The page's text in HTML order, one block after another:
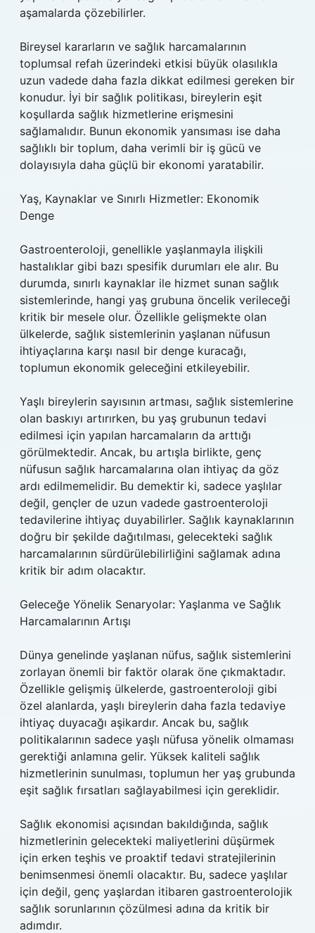
aşamalarda çözebilirler.
Bireysel kararların ve sağlık harcamalarının
toplumsal refah üzerindeki etkisi büyük olasılıkla
uzun vadede daha fazla dikkat edilmesi gereken bir
konudur. İyi bir sağlık politikası, bireylerin eşit
koşullarda sağlık hizmetlerine erişmesini
sağlamalıdır. Bunun ekonomik yansıması ise daha
sağlıklı bir toplum, daha verimli bir iş gücü ve
dolayısıyla daha güçlü bir ekonomi yaratabilir.
Yaş, Kaynaklar ve Sınırlı Hizmetler: Ekonomik
Denge
Gastroenteroloji, genellikle yaşlanmayla ilişkili
hastalıklar gibi bazı spesifik durumları ele alır. Bu
durumda, sınırlı kaynaklar ile hizmet sunan sağlık
sistemlerinde, hangi yaş grubuna öncelik verileceği
kritik bir mesele olur. Özellikle gelişmekte olan
ülkelerde, sağlık sistemlerinin yaşlanan nüfusun
ihtiyaçlarına karşı nasıl bir denge kuracağı,
toplumun ekonomik geleceğini etkileyebilir.
Yaşlı bireylerin sayısının artması, sağlık sistemlerine
olan baskıyı artırırken, bu yaş grubunun tedavi
edilmesi için yapılan harcamaların da arttığı
görülmektedir. Ancak, bu artışla birlikte, genç
nüfusun sağlık harcamalarına olan ihtiyaç da göz
ardı edilmemelidir. Bu demektir ki, sadece yaşlılar
değil, gençler de uzun vadede gastroenteroloji
tedavilerine ihtiyaç duyabilirler. Sağlık kaynaklarının
doğru bir şekilde dağıtılması, gelecekteki sağlık
harcamalarının sürdürülebilirliğini sağlamak adına
kritik bir adım olacaktır.
Geleceğe Yönelik Senaryolar: Yaşlanma ve Sağlık
Harcamalarının Artışı
Dünya genelinde yaşlanan nüfus, sağlık sistemlerini
zorlayan önemli bir faktör olarak öne çıkmaktadır.
Özellikle gelişmiş ülkelerde, gastroenteroloji gibi
özel alanlarda, yaşlı bireylerin daha fazla tedaviye
ihtiyaç duyacağı aşikardır. Ancak bu, sağlık
politikalarının sadece yaşlı nüfusa yönelik olmaması
gerektiği anlamına gelir. Yüksek kaliteli sağlık
hizmetlerinin sunulması, toplumun her yaş grubunda
eşit sağlık fırsatları sağlayabilmesi için gereklidir.
Sağlık ekonomisi açısından bakıldığında, sağlık
hizmetlerinin gelecekteki maliyetlerini düşürmek
için erken teşhis ve proaktif tedavi stratejilerinin
benimsenmesi önemli olacaktır. Bu, sadece yaşlılar
için değil, genç yaşlardan itibaren gastroenterolojik
sağlık sorunlarının çözülmesi adına da kritik bir
adımdır.